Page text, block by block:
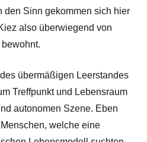
den Sinn gekommen sich hier
also überwiegend von
übermäßigen Leerstandes
Treffpunkt und Lebensraum
autonomen Szene. Eben
welche eine